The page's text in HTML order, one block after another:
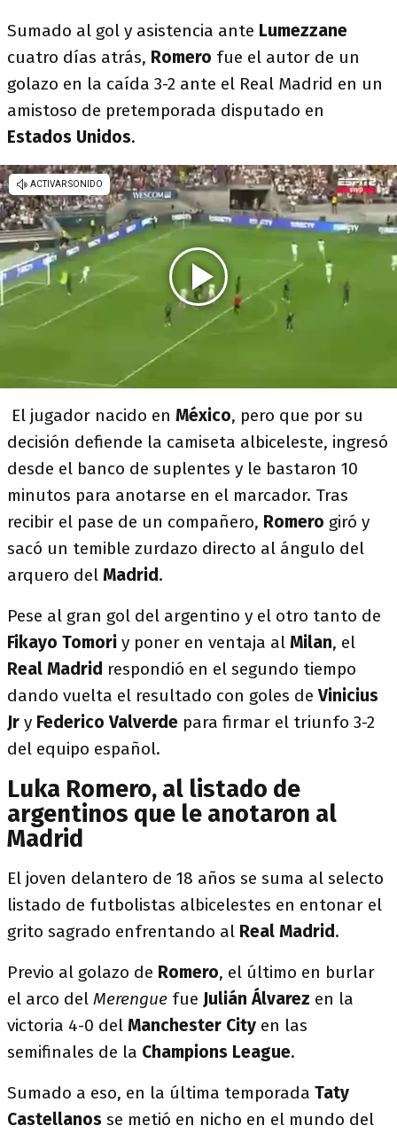
Sumado al gol y asistencia ante Lumezzane
cuatro días atrás, Romero fue el autor de un
golazo en la caída 3-2 ante el Real Madrid en un
amistoso de pretemporada disputado en
Estados Unidos.
El jugador nacido en México, pero que por su
decisión defiende la camiseta albiceleste, ingresó
desde el banco de suplentes y le bastaron 10
minutos para anotarse en el marcador. Tras
recibir el pase de un compañero, Romero giró y
sacó un temible zurdazo directo al ángulo del
arquero del Madrid.
Pese al gran gol del argentino y el otro tanto de
Fikayo Tomori y poner en ventaja al Milan, el
Real Madrid respondió en el segundo tiempo
dando vuelta el resultado con goles deVinicius
Jr y Federico Valverde para firmar el triunfo 3-2
del equipo español.
Luka Romero, al listado de
argentinos que le anotaron al
Madrid
El joven delantero de 18 años se suma al selecto
listado de futbolistas albicelestes en entonar el
grito sagrado enfrentando al Real Madrid.
Previo al golazo de Romero, el último en burlar
el arco del Merengue fue Julián Álvarez en la
victoria 4-0 del Manchester City en las
semifinales de la Champions League.
Sumado a eso, en la última temporada Taty
Castellanos se metió en nicho en el mundo del